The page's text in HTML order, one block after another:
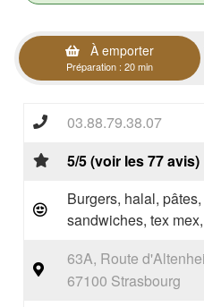
À emporter
Préparation : 20 min
03.88.79.38.07
5/5 (voir les 77 avis)
Burgers, halal,
sandwiches, tex
63A, Route
67100 Strasbourg